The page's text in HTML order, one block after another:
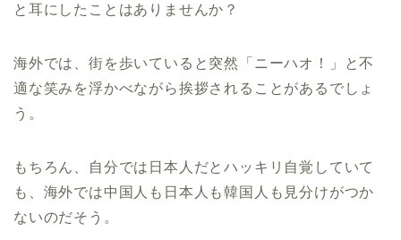
と耳にしたことはありませんか？
海外では、街を歩いていると突然「ニーハオ！」と不
適な笑みを浮かべながら挨拶されることがあるでしょ
う。
もちろん、自分では日本人だとハッキリ自覚していて
も、海外では中国人も日本人も韓国人も見分けがつか
ないのだそう。